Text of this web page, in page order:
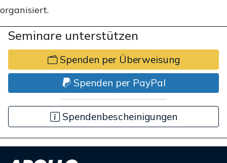
organisiert.
Seminare unterstützen
Spenden per Überweisung
Spenden per PayPal
Spendenbescheinigungen